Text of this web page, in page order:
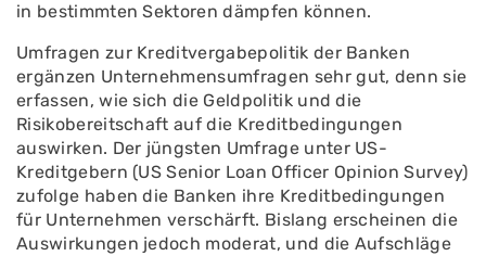
in bestimmten Sektoren dämpfen können.
Umfragen zur Kreditvergabepolitik der Banken
ergänzen Unternehmensumfragen sehr gut, denn sie
erfassen, wie sich die Geldpolitik und die
Risikobereitschaft auf die Kreditbedingungen
auswirken. Der jüngsten Umfrage unter US-
Kreditgebern (US Senior Loan Officer Opinion Survey)
zufolge haben die Banken ihre Kreditbedingungen
für Unternehmen verschärft. Bislang erscheinen die
Auswirkungen jedoch moderat, und die Aufschläge